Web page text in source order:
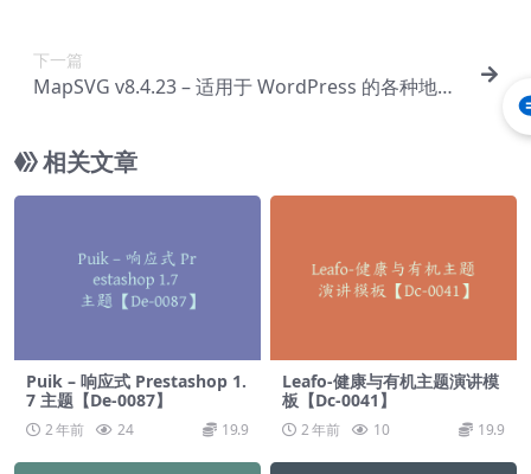
下一篇
MapSVG v8.4.23 – 适用于 WordPress 的各种地图
相关文章
Puik – 响应式 Prestashop 1.
7 主题【De-0087】
2 年前 24 19.9
Leafo-健康与有机主题演讲模
板【Dc-0041】
2 年前 10 19.9